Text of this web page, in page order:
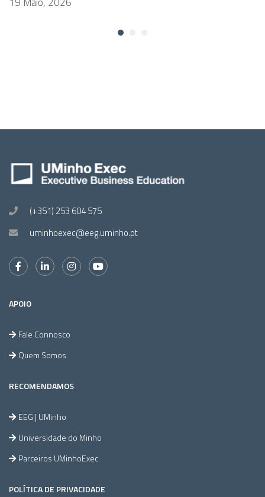
(+351) 253 604 575
uminhoexec@eeg.uminho.pt
APOIO
Fale Connosco
Quem Somos
RECOMENDAMOS
EEG | UMinho
Universidade do Minho
Parceiros UMinhoExec
POLÍTICA DE PRIVACIDADE